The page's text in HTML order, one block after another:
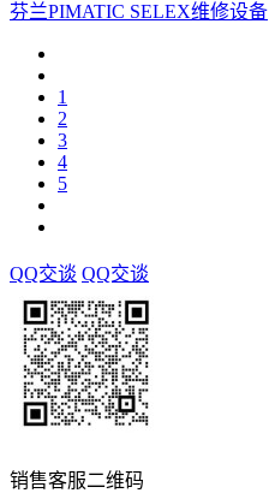
芬兰PIMATIC SELEX维修设备
1
2
3
4
5
QQ交谈 QQ交谈
销售客服二维码